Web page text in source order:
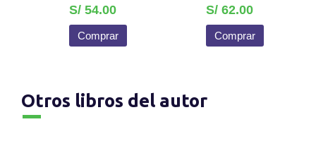
S/ 54.00
Comprar
S/ 62.00
Comprar
Otros libros del autor